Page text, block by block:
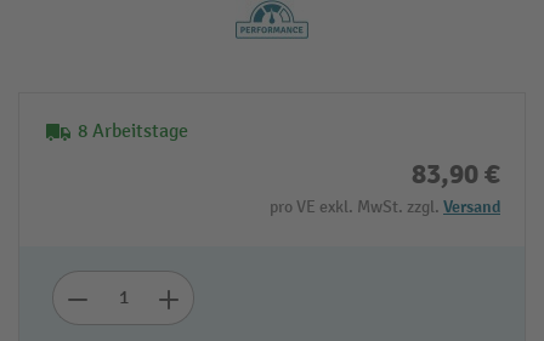
8 Arbeitstage
83,90 €
pro VE exkl. MwSt. zzgl. Versand